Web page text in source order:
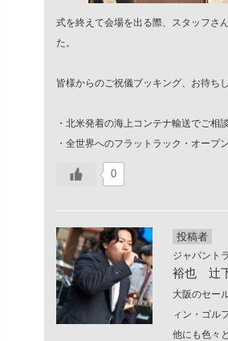
式を終えて会場を出る際、スタッフさ
た。
皆様からのご祝儀ブッキング、お待ち
・北米発着の海上コンテナ輸送でご相
・全世界へのフラットラック・オープ
0
投稿者
ジャパント
裕也 辻
大阪のセー
ィン・ゴル
他にも色々